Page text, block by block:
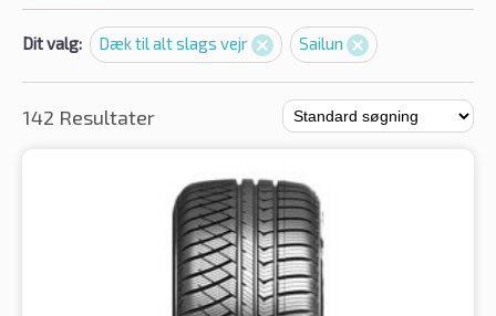
Dit valg: Dæk til alt slags vejr Sailun
142 Resultater